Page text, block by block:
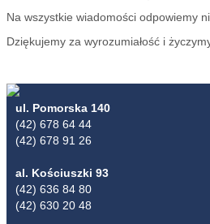
Na wszystkie wiadomości odpowiemy
Dziękujemy za wyrozumiałość i
ul. Pomorska 140
(42) 678 64 44
(42) 678 91 26
al. Kościuszki 93
(42) 636 84 80
(42) 630 20 48